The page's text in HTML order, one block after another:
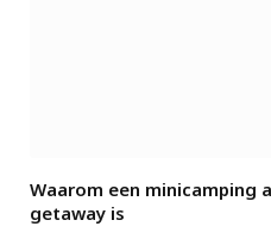
Waarom een minicamping
getaway is